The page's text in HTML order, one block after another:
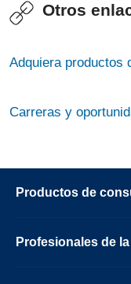
Otros
Adquiera productos
Carreras y
Productos de
Profesionales de